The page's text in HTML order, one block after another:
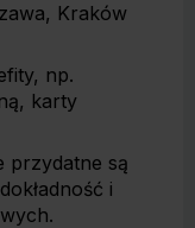
Kraków
np.
karty
przydatne są
i